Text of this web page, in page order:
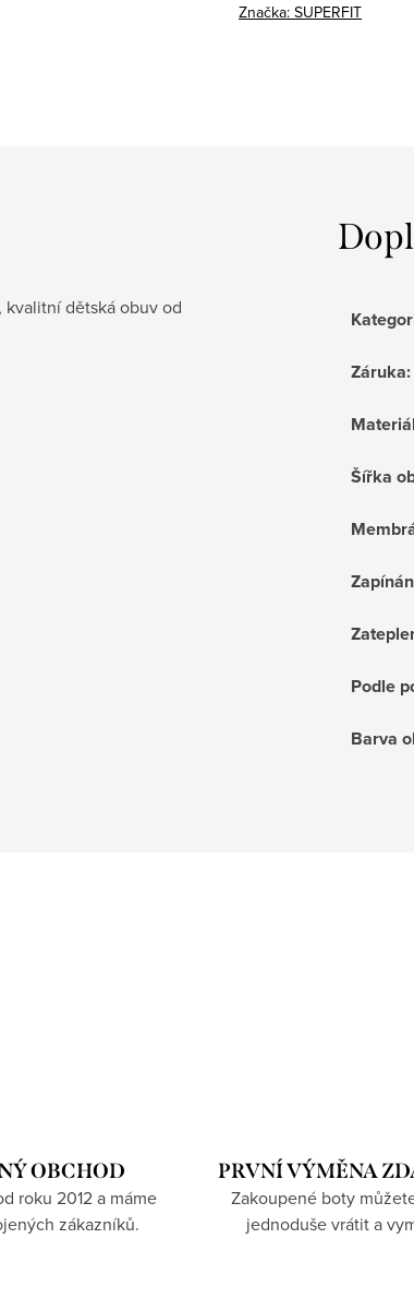
Značka: SUPERFIT
kvalitní dětská obuv od
Záruka:
Materiál
Šířka
Podle
Barva
OBCHOD
roku 2012 a máme
zákazníků.
PRVNÍ VÝMĚNA
Zakoupené boty
jednoduše vrátit a